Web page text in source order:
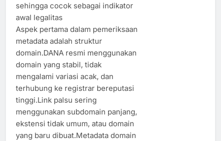
sehingga cocok sebagai indikator
awal legalitas
Aspek pertama dalam pemeriksaan
metadata adalah struktur
domain.DANA resmi menggunakan
domain yang stabil, tidak
mengalami variasi acak, dan
terhubung ke registrar bereputasi
tinggi.Link palsu sering
menggunakan subdomain panjang,
ekstensi tidak umum, atau domain
yang baru dibuat.Metadata domain